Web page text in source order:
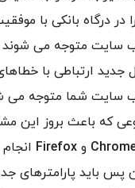
در درگاه بانکی با
سایت متوجه می شوند
جدید ارتباطی با
سایت شما متوجه می
که باعث بروز این
و Firefox
پس باید پارامترهای